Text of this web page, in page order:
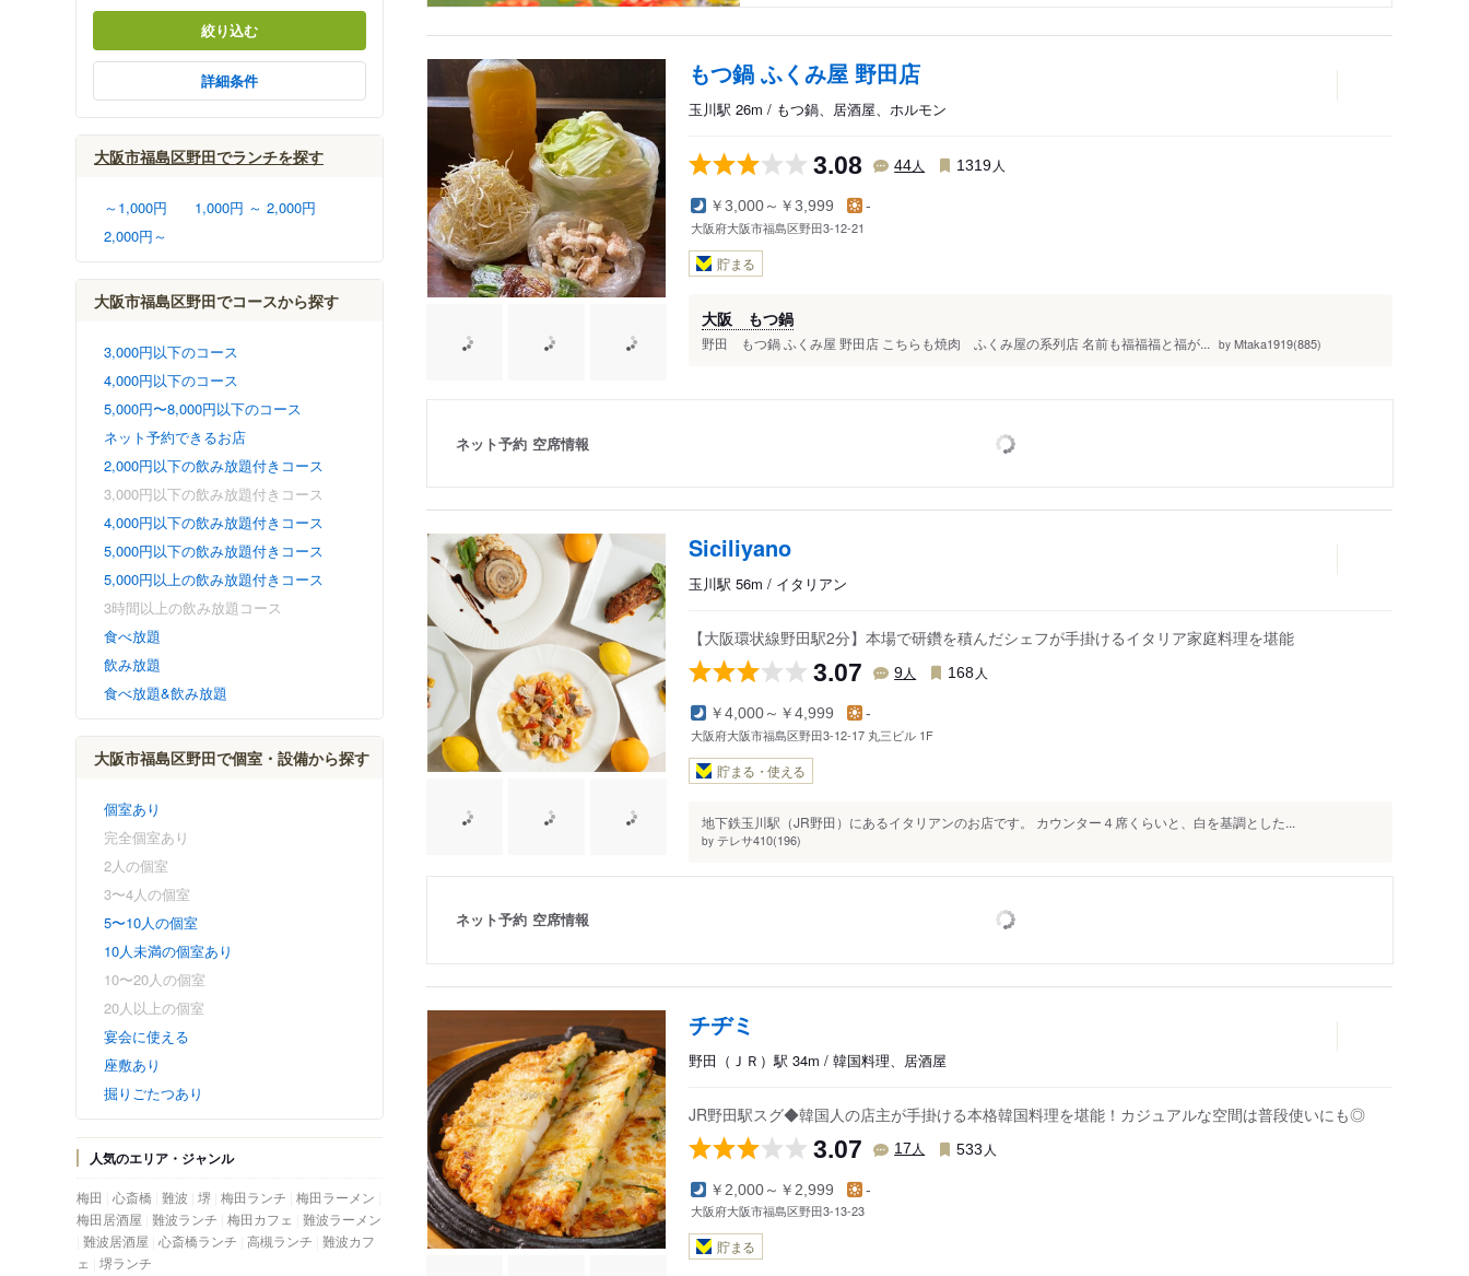
絞り込む
詳細条件
大阪市福島区野田でランチを探す
～1,000円
1,000円 ～ 2,000円
2,000円～
大阪市福島区野田でコースから探す
3,000円以下のコース
4,000円以下のコース
5,000円〜8,000円以下のコース
ネット予約できるお店
2,000円以下の飲み放題付きコース
3,000円以下の飲み放題付きコース
4,000円以下の飲み放題付きコース
5,000円以下の飲み放題付きコース
5,000円以上の飲み放題付きコース
3時間以上の飲み放題コース
食べ放題
飲み放題
食べ放題&飲み放題
大阪市福島区野田で個室・設備から探す
個室あり
完全個室あり
2人の個室
3〜4人の個室
5〜10人の個室
10人未満の個室あり
10〜20人の個室
20人以上の個室
宴会に使える
座敷あり
掘りごたつあり
人気のエリア・ジャンル
梅田 心斎橋 難波 堺 梅田ランチ 梅田ラーメン
梅田居酒屋 難波ランチ 梅田カフェ
難波ラーメン
難波居酒屋 心斎橋ランチ 高槻ランチ 難波カフ
ェ
堺ランチ
もつ鍋 ふくみ屋 野田店
玉川駅 26m / もつ鍋、居酒屋、ホルモン
3.08 44人 1319 人
￥3,000～￥3,999
-
大阪府大阪市福島区野田3-12-21
貯まる
大阪 もつ鍋
野田 もつ鍋 ふくみ屋 野田店 こちらも焼肉 ふくみ屋の系列店 名前も福福福と福が... by Mtaka1919(885)
ネット予約 空席情報
Siciliyano
玉川駅 56m / イタリアン
【大阪環状線野田駅2分】本場で研鑽を積んだシェフが手掛けるイタリア家庭料理を堪能
3.07 9人 168 人
￥4,000～￥4,999
-
大阪府大阪市福島区野田3-12-17 丸三ビル 1F
貯まる・使える
地下鉄玉川駅（JR野田）にあるイタリアンのお店です。 カウンター４席くらいと、白を基調とした...
by テレサ410(196)
ネット予約 空席情報
チヂミ
野田（ＪＲ）駅 34m / 韓国料理、居酒屋
JR野田駅スグ◆韓国人の店主が手掛ける本格韓国料理を堪能！カジュアルな空間は普段使いにも◎
3.07 17 人 533 人
￥2,000～￥2,999
-
大阪府大阪市福島区野田3-13-23
貯まる